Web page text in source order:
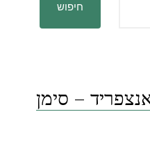
חיפוש
– סימן